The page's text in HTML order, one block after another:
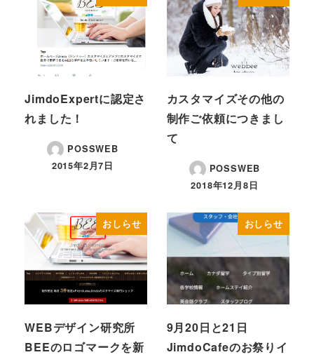
JimdoExpertに認定さ
れました！
POSSWEB
2015年2月7日
カスタマイズその他の
制作ご依頼につきまし
て
POSSWEB
2018年12月8日
おしらせ
WEBデザイン研究所
BEEのロゴマークを新
おしらせ
9月20日と21日
JimdoCafeのお祭りイ